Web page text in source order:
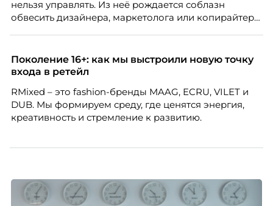
нельзя управлять. Из неё рождается соблазн
обвесить дизайнера, маркетолога или копирайтера
Проблема в том, что так мы измеряем не ценность,
а движение. А творческая работа — это тот редкий
случай, где движение и результат могут не
совпадать вовсе.
Поколение 16+: как мы выстроили новую точку
входа в ретейл
RMixed – это fashion-бренды MAAG, ECRU, VILET и
DUB. Мы формируем среду, где ценятся энергия,
креативность и стремление к развитию.